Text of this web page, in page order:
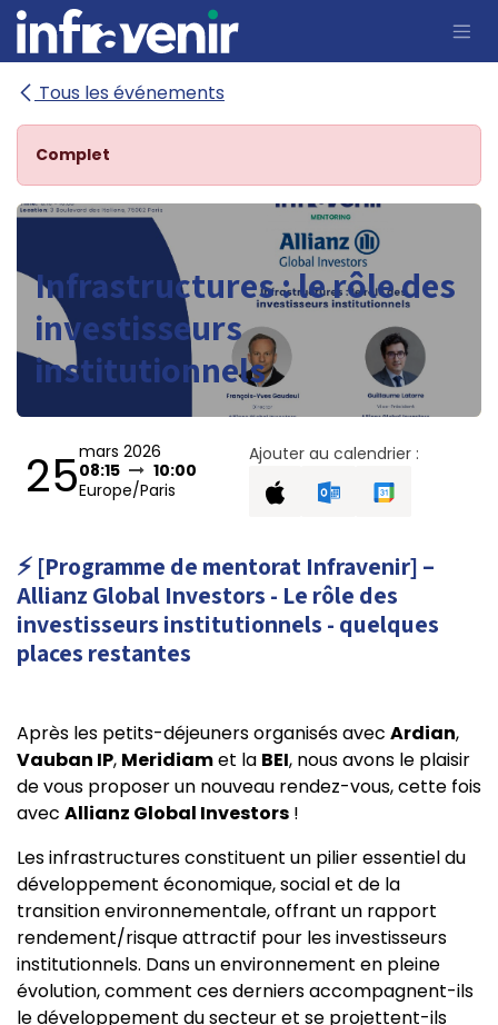
Se rendre au contenu
Tous les événements
Complet
Infrastructures : le rôle des
investisseurs
institutionnels
25mars 2026
08:15
10:00
Europe/Paris
Ajouter au calendrier :
⚡ [Programme de mentorat Infravenir] –
Allianz Global Investors - Le rôle des
investisseurs institutionnels - quelques
places restantes
Après les petits-déjeuners organisés avec Ardian,
Vauban IP, Meridiamet la BEI, nous avons le plaisir
de vous proposer un nouveau rendez-vous, cette fois
avec Allianz Global Investors !
Les infrastructures constituent un pilier essentiel du
développement économique, social et de la
transition environnementale, offrant un rapport
rendement/risque attractif pour les investisseurs
institutionnels. Dans un environnement en pleine
évolution, comment ces derniers accompagnent-ils
le développement du secteur et se projettent-ils